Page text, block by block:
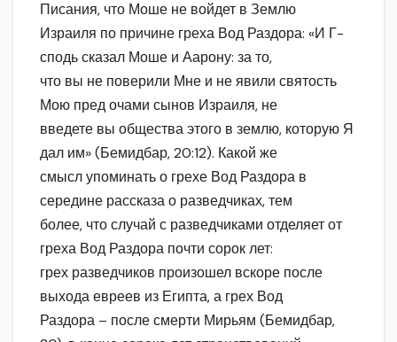
Писания, что Моше не войдет в Землю
Израиля по причине греха Вод Раздора: «И Г-
сподь сказал Моше и Аарону: за то,
что вы не поверили Мне и не явили святость
Мою пред очами сынов Израиля, не
введете вы общества этого в землю, которую Я
дал им» (Бемидбар, 20:12). Какой же
смысл упоминать о грехе Вод Раздора в
середине рассказа о разведчиках, тем
более, что случай с разведчиками отделяет от
греха Вод Раздора почти сорок лет:
грех разведчиков произошел вскоре после
выхода евреев из Египта, а грех Вод
Раздора – после смерти Мирьям (Бемидбар,